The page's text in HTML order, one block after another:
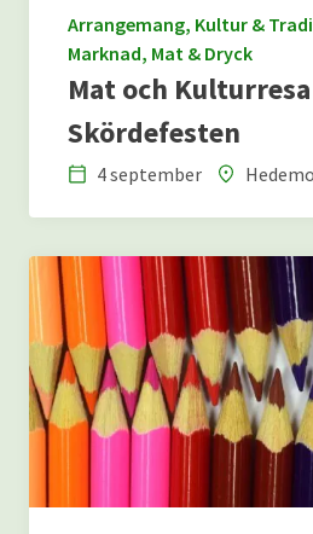
Arrangemang, Kultur &
Marknad, Mat & Dryck
Mat och
Skördefesten
4 september